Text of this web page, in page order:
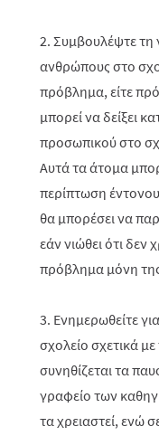
2. Συμβουλέψτε τη
ανθρώπους στο
πρόβλημα, είτε
μπορεί να δείξει
προσωπικού στο
Αυτά τα άτομα
περίπτωση
θα μπορέσει να
εάν νιώθει ότι δεν
πρόβλημα μόνη
3. Ενημερωθείτε
σχολείο σχετικά
συνηθίζεται τα
γραφείο των
τα χρειαστεί, ενώ